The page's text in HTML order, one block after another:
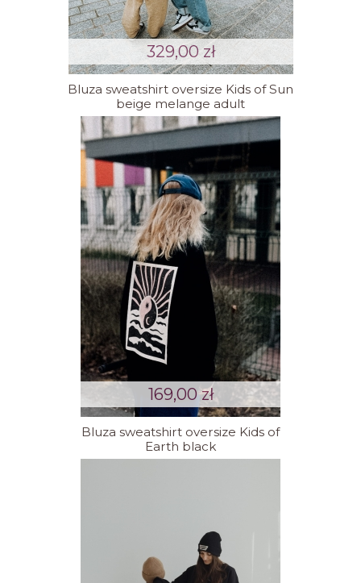
Bluza sweatshirt oversize Kids of Sun
beige melange adult
329,00 zł
Bluza sweatshirt oversize Kids of
Earth black
169,00 zł